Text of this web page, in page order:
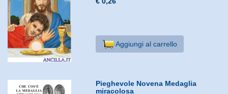
Aggiungi al carrello
Pieghevole Novena Medaglia
miracolosa